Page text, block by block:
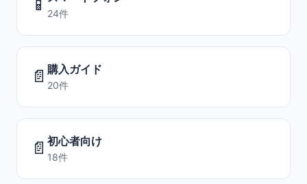
📱 24件
📄 購入ガイド
20件
📄 初心者向け
18件